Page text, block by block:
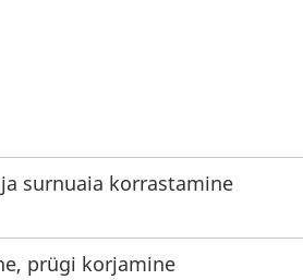
surnuaia korrastamine
prügi korjamine